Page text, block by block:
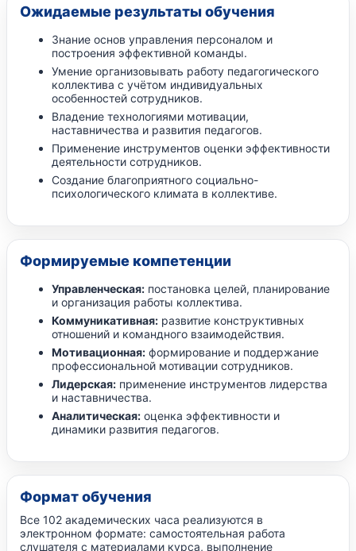
Ожидаемые результаты обучения
Знание основ управления персоналом и
построения эффективной команды.
Умение организовывать работу педагогического
коллектива с учётом индивидуальных
особенностей сотрудников.
Владение технологиями мотивации,
наставничества и развития педагогов.
Применение инструментов оценки эффективности
деятельности сотрудников.
Создание благоприятного социально-
психологического климата в коллективе.
Формируемые компетенции
Управленческая: постановка целей, планирование
и организация работы коллектива.
Коммуникативная: развитие конструктивных
отношений и командного взаимодействия.
Мотивационная: формирование и поддержание
профессиональной мотивации сотрудников.
Лидерская: применение инструментов лидерства
и наставничества.
Аналитическая: оценка эффективности и
динамики развития педагогов.
Формат обучения
Все 102 академических часа реализуются в
электронном формате: самостоятельная работа
слушателя с материалами курса, выполнение